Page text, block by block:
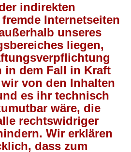
indirekten
Internetseiten
unseres
liegen,
in dem Fall in Kraft
von den Inhalten
es ihr technisch
wäre, die
rechtswidriger
Wir erklären
dass zum